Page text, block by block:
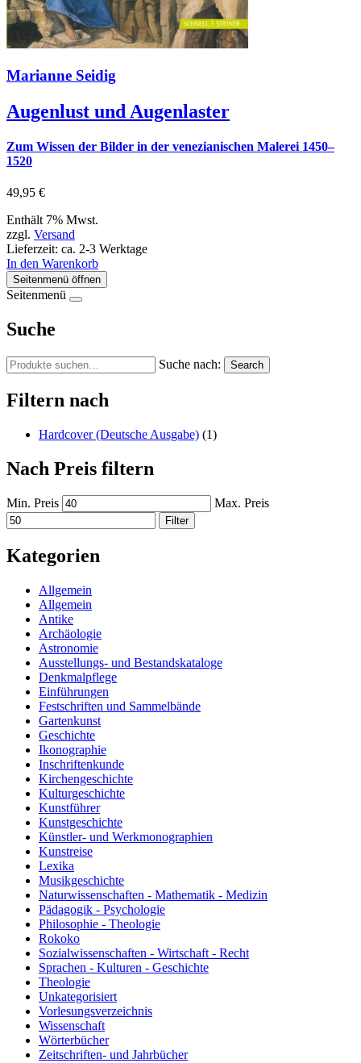
Marianne Seidig
Augenlust und Augenlaster
Zum Wissen der Bilder in der venezianischen Malerei 1450–
1520
49,95 €
Enthält 7% Mwst.
zzgl. Versand
Lieferzeit: ca. 2-3 Werktage
In den Warenkorb
Seitenmenü öffnen
Seitenmenü
Suche
Suche nach: Search
Filtern nach
Hardcover (Deutsche Ausgabe) (1)
Nach Preis filtern
Min. Preis Max. Preis
Filter
Kategorien
Allgemein
Allgemein
Antike
Archäologie
Astronomie
Ausstellungs- und Bestandskataloge
Denkmalpflege
Einführungen
Festschriften und Sammelbände
Gartenkunst
Geschichte
Ikonographie
Inschriftenkunde
Kirchengeschichte
Kulturgeschichte
Kunstführer
Kunstgeschichte
Künstler- und Werkmonographien
Kunstreise
Lexika
Musikgeschichte
Naturwissenschaften - Mathematik - Medizin
Pädagogik - Psychologie
Philosophie - Theologie
Rokoko
Sozialwissenschaften - Wirtschaft - Recht
Sprachen - Kulturen - Geschichte
Theologie
Unkategorisiert
Vorlesungsverzeichnis
Wissenschaft
Wörterbücher
Zeitschriften- und Jahrbücher